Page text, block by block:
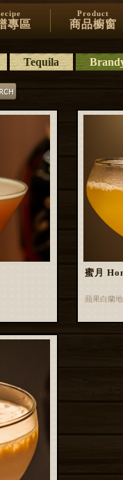
專區
Product
商品櫥窗
Tequila
蜜月
蘋果白蘭